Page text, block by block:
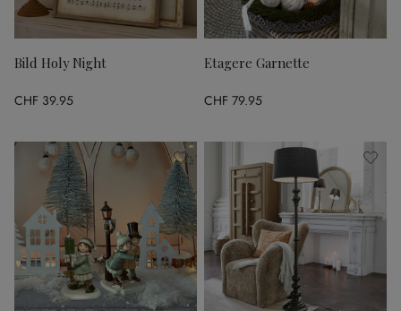
Bild Holy Night
CHF 39.95
Etagere Garnette
CHF 79.95